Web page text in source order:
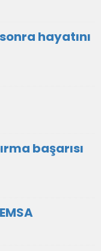
hayatını
başarısı